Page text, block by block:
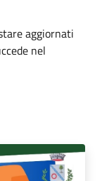
aggiornati
nel